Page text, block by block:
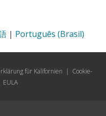
| Português (Brasil)
für Kalifornien | Cookie-
EULA